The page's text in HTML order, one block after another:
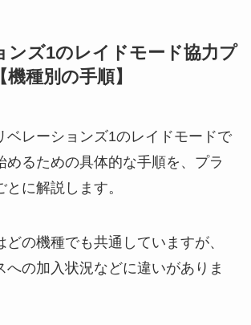
ンズ1のレイドモード協力プ
種別の手順】
ベレーションズ1のレイドモードで
めるための具体的な手順を、プラ
に解説します。
の機種でも共通していますが、
への加入状況などに違いがありま